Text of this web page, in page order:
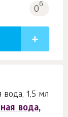
0б.
вода,